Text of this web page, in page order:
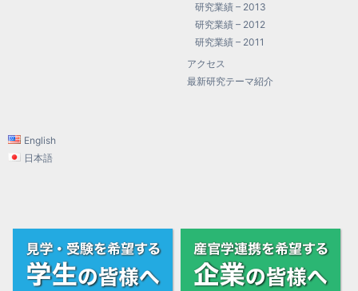
研究業績 – 2013
研究業績 – 2012
研究業績 – 2011
アクセス
最新研究テーマ紹介
English
日本語